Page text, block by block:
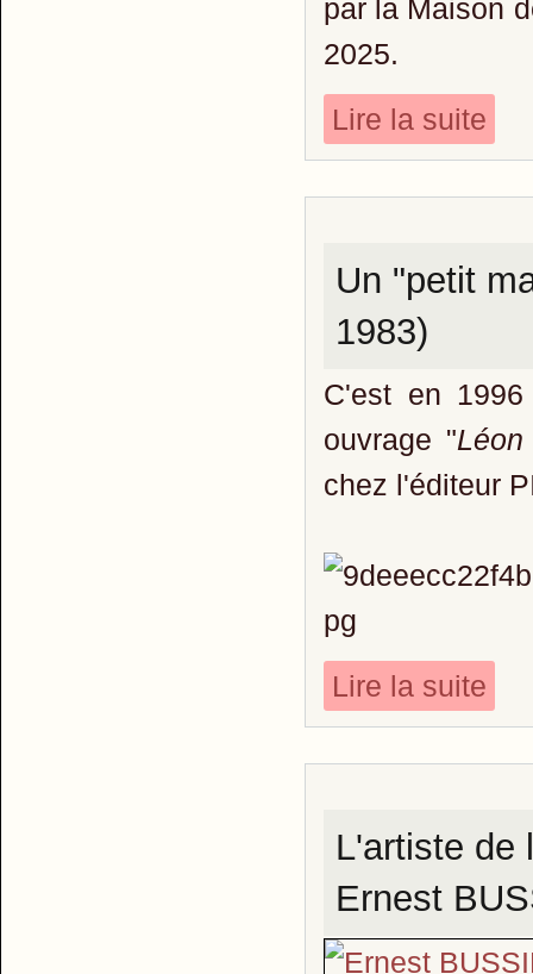
par la Maison
2025.
Lire la suite
Un "petit
1983)
C'est en
ouvrage "
chez l'éditeur
Lire la suite
L'artiste de
Ernest